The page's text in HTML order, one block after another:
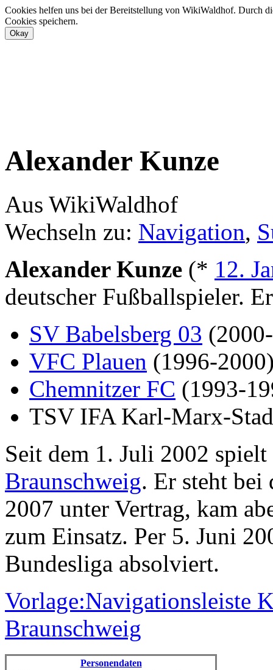
Cookies helfen uns bei der Bereitstellung von WikiWaldhof. Durch
Cookies speichern.
Alexander Kunze
Aus WikiWaldhof
Wechseln zu: Navigation,
Alexander Kunze (* 12.
deutscher Fußballspieler.
SV Babelsberg 03
VFC Plauen (1996-
Chemnitzer FC (1993-
TSV IFA Karl-Marx-
Seit dem 1. Juli 2002
Braunschweig. Er steht bei
2007 unter Vertrag, kam
zum Einsatz. Per 5. Juni
Bundesliga absolviert.
Vorlage:Navigationsleiste
Braunschweig
Personendaten